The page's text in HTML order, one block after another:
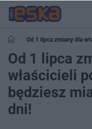
Od 1 lipca zmiany dla
tylko 30 dni!
Od 1 lipca
właścicieli
będziesz
dni!